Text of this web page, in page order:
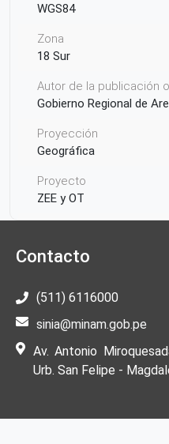
WGS84
Zona
18 Sur
Autor de la publicación
Gobierno Regional de
Proyección
Geográfica
Proyecto
ZEE y OT
Perú
Contacto
(511) 6116000
sinia@minam.gob.pe
Av. Antonio
Urb. San Felipe -